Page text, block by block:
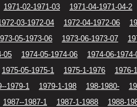
1971-02-1971-03 1971-04-1971-04-2
03-1972-04 1972-04-1972-06
05-1973-06 1973-06-1973-07
05 1974-05-1974-06 1974-06-1974-
1975-05-1975-1 1975-1-1976 1976-
1979-1 1979-1-198 198-1980-
1987--1987-1 1987-1-1988 1988-